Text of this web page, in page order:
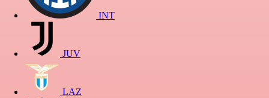
INT
JUV
LAZ